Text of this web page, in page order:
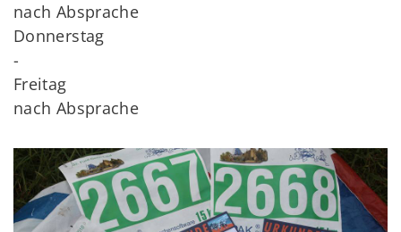
nach Absprache
Donnerstag
-
Freitag
nach Absprache